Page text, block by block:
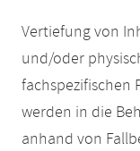
Vertiefung von
und/oder
fachspezifischen
werden in die
anhand von